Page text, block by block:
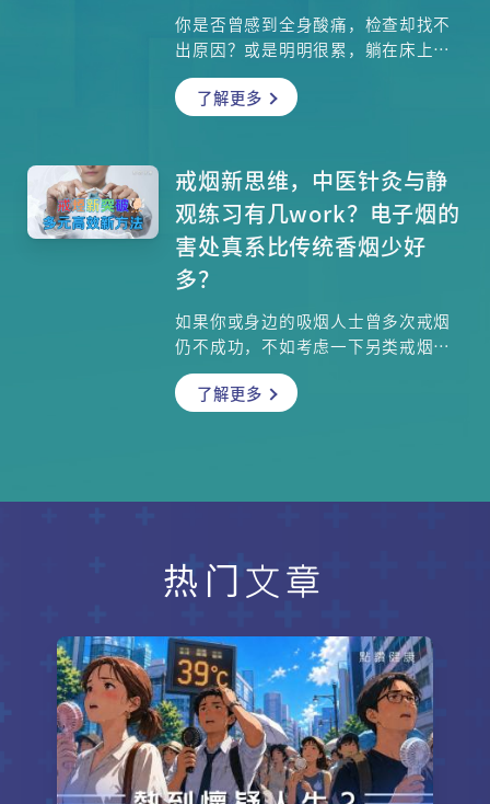
你是否曾感到全身酸痛，检查却找不
出原因？或是明明很累，躺在床上大
脑却停不下来？现代医学称之为「自
律神经失调」，而在中医的视角里，
果怒气难平，中医建议你去看部感人
电影大哭一场；如果你思绪纠结，一
场竞技游戏反而是良药。这就是中医
智慧中的「情志相胜」疗法。 本文结
合中医七情与现代 MBTI 性格标签，
细解析了为什么某些性格容易罹患特
定疾病，并提供应对方案。你会学到
如何像园艺师一样，利用不同情绪的
能量来「以毒攻毒」，在混沌的现代
了解更多
戒烟新思维，中医针灸与静
观练习有几work？电子烟的
害处真系比传统香烟少好
多？
如果你或身边的吸烟人士曾多次戒烟
仍不成功，不如考虑一下另类戒烟方
法：中医针灸和静观戒烟方法。针灸
戒烟的过程如何？刺激穴位如何达到
统香烟的害处较少，是否真的？香港
册中医师黄子欣医师为你详细讲解！
了解更多
热门文章